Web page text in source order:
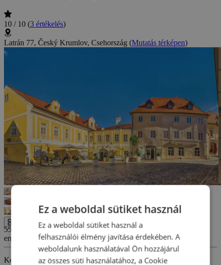
10 / 10 (3 értékelés)
Latrán 77, Český Krumlov, Csehország (Mutatás térképen)
Az egész galéria
55 590 Ft-tól
errors_loading_failed
Kényeztesse magát egy fényűző csehországi pihenéssel Český
Ez a weboldal sütiket használ
Ez a weboldal sütiket használ a
felhasználói élmény javítása érdekében. A
weboldalunk használatával Ön hozzájárul
az összes süti használatához, a Cookie